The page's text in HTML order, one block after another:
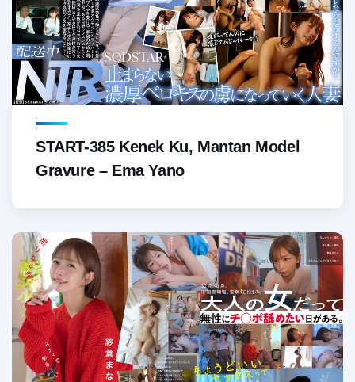
START-385 Kenek Ku, Mantan Model
Gravure – Ema Yano